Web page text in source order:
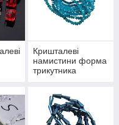
Кришталеві
намистини форма
трикутника